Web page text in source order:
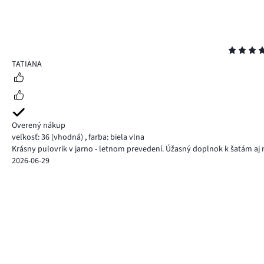
5
TATIANA
Overený nákup
veľkosť: 36 (vhodná) ,farba: biela vlna
Krásny pulovrik v jarno - letnom prevedení. Úžasný doplnok k šatám aj
2026-06-29